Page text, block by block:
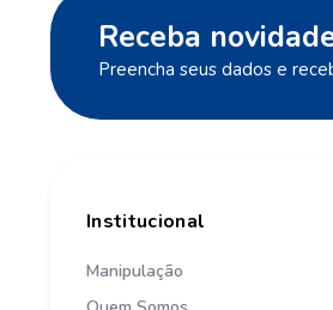
Receba
Preencha seus dados e
Institucional
Manipulação